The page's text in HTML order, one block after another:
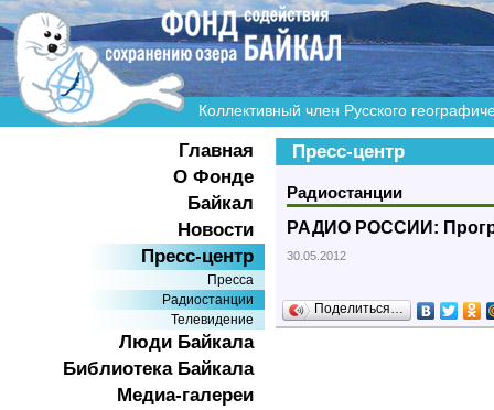
Коллективный член Русского
Главная
О Фонде
Байкал
Новости
Пресс-центр
Пресса
Радиостанции
Телевидение
Люди Байкала
Библиотека Байкала
Медиа-галереи
Пресс-центр
Радиостанции
РАДИО РОССИИ:
30.05.2012
Поделиться…